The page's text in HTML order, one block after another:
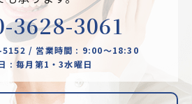
3628-3061
/ 営業時間 : 9:00～18:30
: 毎月第1・3水曜日